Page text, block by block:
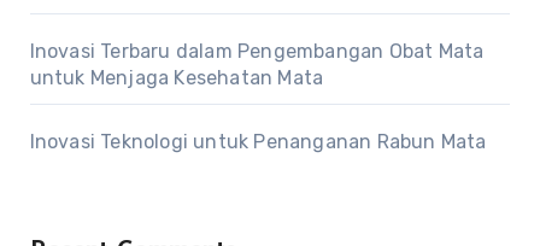
Inovasi Terbaru dalam Pengembangan Obat Mata
untuk Menjaga Kesehatan Mata
Inovasi Teknologi untuk Penanganan Rabun Mata